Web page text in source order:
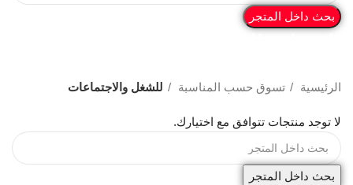
بحث داخل المتجر
Categories
الرئيسية تسوق حسب المناسبة للشغل والاجتماعات
لا توجد منتجات تتوافق مع اختيارك.
بحث داخل المتجر